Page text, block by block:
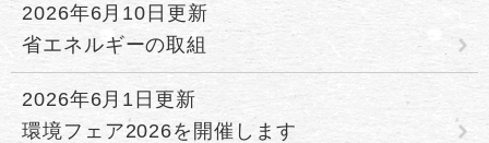
2026年6月10日更新
省エネルギーの取組
2026年6月1日更新
環境フェア2026を開催します